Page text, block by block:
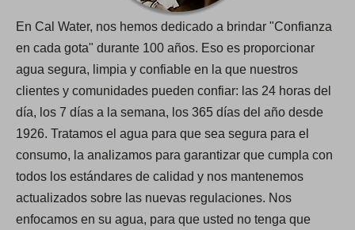
En Cal Water, nos hemos dedicado a brindar "Confianza
en cada gota​​​​​​​" durante 100 años. Eso es proporcionar
agua segura, limpia y confiable en la que nuestros
clientes y comunidades pueden confiar: las 24 horas del
día, los 7 días a la semana, los 365 días del año desde
1926. Tratamos el agua para que sea segura para el
consumo, la analizamos para garantizar que cumpla con
todos los estándares de calidad y nos mantenemos
actualizados sobre las nuevas regulaciones. Nos
enfocamos en su agua, para que usted no tenga que